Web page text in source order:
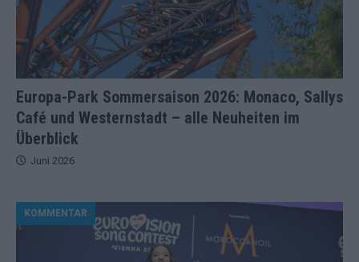
Europa-Park Sommersaison 2026: Monaco, Sallys
Café und Westernstadt – alle Neuheiten im
Überblick
Juni 2026
KOMMENTAR